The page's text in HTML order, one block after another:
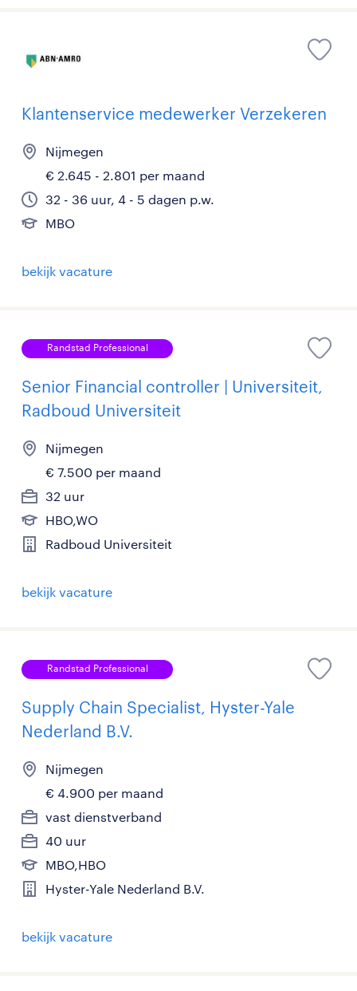
Klantenservice medewerker Verzekeren
Nijmegen
€ 2.645 - 2.801 per maand
32 - 36 uur, 4 - 5 dagen p.w.
MBO
bekijk vacature
Randstad Professional
Senior Financial controller | Universiteit,
Radboud Universiteit
Nijmegen
€ 7.500 per maand
32 uur
HBO,WO
Radboud Universiteit
bekijk vacature
Randstad Professional
Supply Chain Specialist, Hyster-Yale
Nederland B.V.
Nijmegen
€ 4.900 per maand
vast dienstverband
40 uur
MBO,HBO
Hyster-Yale Nederland B.V.
bekijk vacature